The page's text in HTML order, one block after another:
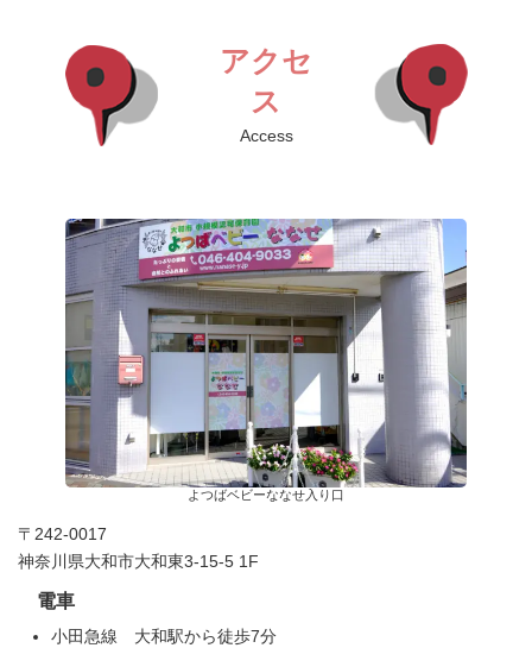
アクセ
ス
Access
よつばベビーななせ入り口
〒242-0017
神奈川県大和市大和東3-15-5 1F
電車
小田急線 大和駅から徒歩7分